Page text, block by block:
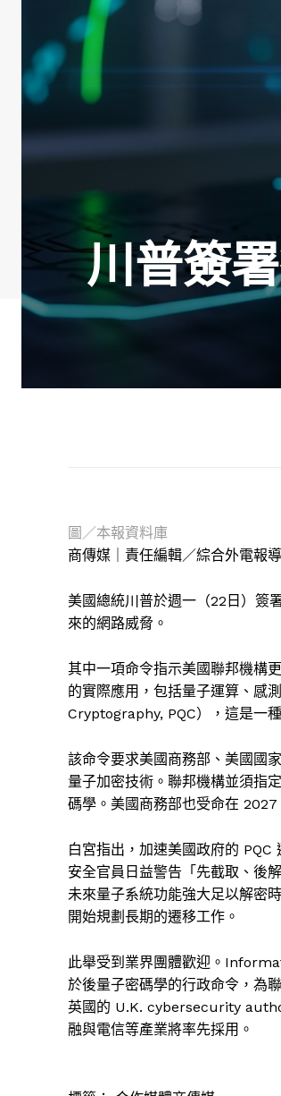
川普簽
圖／本報資料庫
商傳媒｜責任編輯／綜合外電報導
美國總統川普於週一（22日）簽
來的網路威脅。
其中一項命令指示美國聯邦機構
的實際應用，包括量子運算、感
Cryptography, PQC），這是一
該命令要求美國商務部、美國國
量子加密技術。聯邦機構並須指
碼學。美國商務部也受命在
白宮指出，加速美國政府的
安全官員日益警告「先截取、後
未來量子系統功能強大足以解密
開始規劃長期的遷移工作。
此舉受到業界團體歡迎。
於後量子密碼學的行政命令，為
英國的 U.K. cybersecurity
融與電信等產業將率先採用。